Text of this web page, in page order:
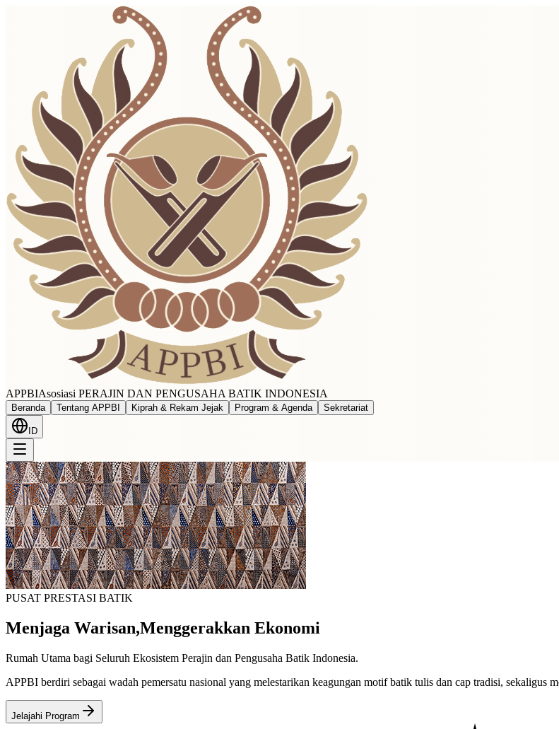
APPBIAsosiasi PERAJIN DAN PENGUSAHA BATIK INDONESIA
Beranda Tentang APPBI Kiprah & Rekam Jejak Program & Agenda Sekretariat
ID
PUSAT PRESTASI BATIK
Menjaga Warisan,Menggerakkan Ekonomi
Rumah Utama bagi Seluruh Ekosistem Perajin dan Pengusaha Batik Indonesia.
APPBI berdiri sebagai wadah pemersatu nasional yang melestarikan keagungan motif batik tulis dan cap tradisi,
Jelajahi Program